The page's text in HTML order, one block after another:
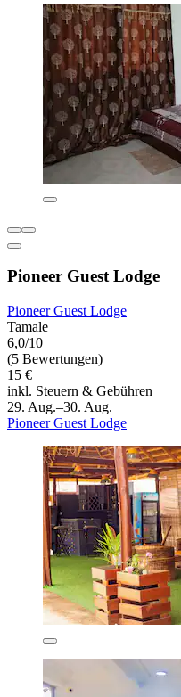
Pioneer Guest Lodge
Pioneer Guest Lodge
Tamale
6,0/10
(5 Bewertungen)
15 €
inkl. Steuern & Gebühren
29. Aug.–30. Aug.
Pioneer Guest Lodge